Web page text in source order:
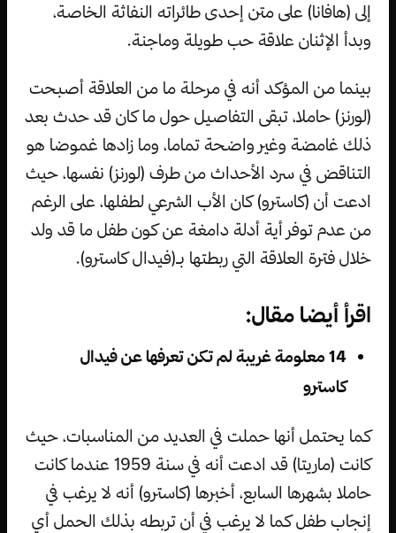
إلى (هافانا) على متن إحدى طائراته النفاثة الخاصة،
وبدأ الإثنان علاقة حب طويلة وماجنة.
بينما من المؤكد أنه في مرحلة ما من العلاقة أصبحت
(لورنز) حاملا، تبقى التفاصيل حول ما كان قد حدث بعد
ذلك غامضة وغير واضحة تماما، وما زادها غموضا هو
التناقض في سرد الأحداث من طرف (لورنز) نفسها، حيث
ادعت أن (كاسترو) كان الأب الشرعي لطفلها، على الرغم
من عدم توفر أية أدلة دامغة عن كون طفل ما قد ولد
خلال فترة العلاقة التي ربطتها بـ(فيدال كاسترو).
اقرأ أيضا مقال:
14 معلومة غريبة لم تكن تعرفها عن فيدال
كاسترو
كما يحتمل أنها حملت في العديد من المناسبات، حيث
كانت (ماريتا) قد ادعت أنه في سنة 1959 عندما كانت
حاملا بشهرها السابع، أخبرها (كاسترو) أنه لا يرغب في
إنجاب طفل كما لا يرغب في أن تربطه بذلك الحمل أي